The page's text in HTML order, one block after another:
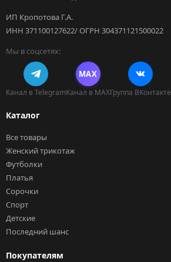
ИП Кропотова Г.А.
ИНН 371100127622/ ОГРН 304371121500022
Мы в соцсетях:
Канал в Telegram
MAX
Канал в MAXГруппа ВКонтакте
Каталог
Все товары
Женский трикотаж
Футболки
Платья
Сорочки
Спорт
Детские
Последний шанс
Покупателям